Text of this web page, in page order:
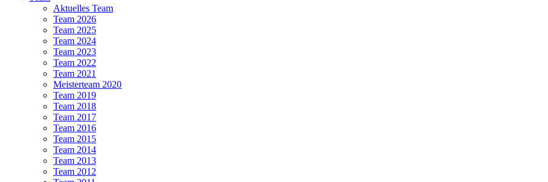
Aktuelles Team
Team 2026
Team 2025
Team 2024
Team 2023
Team 2022
Team 2021
Meisterteam 2020
Team 2019
Team 2018
Team 2017
Team 2016
Team 2015
Team 2014
Team 2013
Team 2012